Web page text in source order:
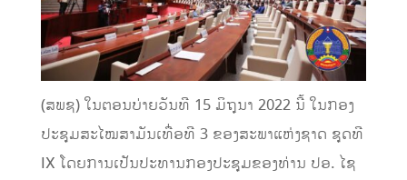
(ສພຊ) ໃນຕອນບ່າຍວັນທີ 15 ມິຖຸນາ 2022 ນີ້ ໃນກອງ
ປະຊຸມສະໄໝສາມັນເທື່ອທີ 3 ຂອງສະພາແຫ່ງຊາດ ຊຸດທີ
IX ໂດຍການເປັນປະທານກອງປະຊຸມຂອງທ່ານ ປອ. ໄຊ